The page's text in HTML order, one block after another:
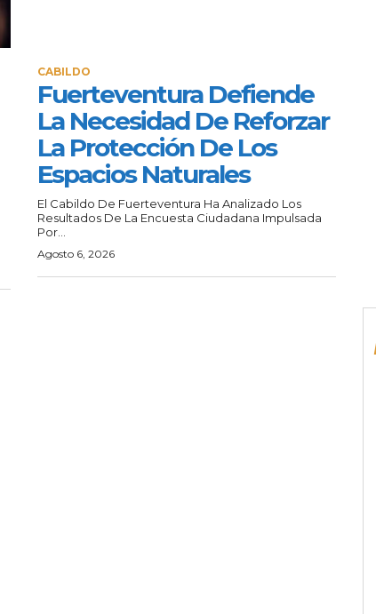
CABILDO
Fuerteventura Defiende
La Necesidad De Reforzar
La Protección De Los
Espacios Naturales
El Cabildo De Fuerteventura Ha Analizado Los
Resultados De La Encuesta Ciudadana Impulsada
Por...
Agosto 6, 2026